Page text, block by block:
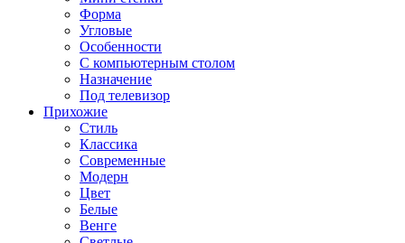
Форма
Угловые
Особенности
С компьютерным столом
Назначение
Под телевизор
Прихожие
Стиль
Классика
Современные
Модерн
Цвет
Белые
Венге